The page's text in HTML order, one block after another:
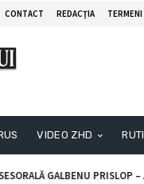
CONTACT REDACŢIA
VIDEO ZHD
GALBENU PRISLOP –
– Anunţ licitaţie